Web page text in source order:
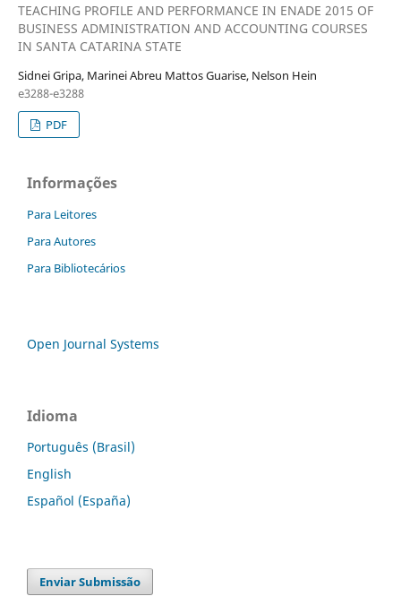
TEACHING PROFILE AND PERFORMANCE IN ENADE 2015 OF
BUSINESS ADMINISTRATION AND ACCOUNTING COURSES
IN SANTA CATARINA STATE
Sidnei Gripa, Marinei Abreu Mattos Guarise, Nelson Hein
e3288-e3288
PDF
Informações
Para Leitores
Para Autores
Para Bibliotecários
Open Journal Systems
Idioma
Português (Brasil)
English
Español (España)
Enviar Submissão